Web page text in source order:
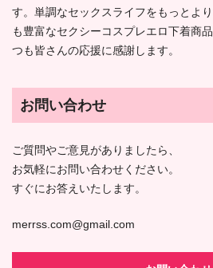
す。単調なセックスライフをもっとよ
も豊富なセクシーコスプレエロ下着商
つも皆さんの応援に感謝します。
お問い合わせ
ご質問やご意見がありましたら、
お気軽にお問い合わせください。
すぐにお答えいたします。
merrss.com@gmail.com